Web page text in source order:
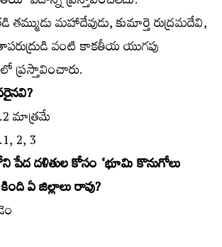
తమ్ముడు మహాదేవుడు, కుమార్తె రుద్రమదేవి,
వంటి కాకతీయ యుగపు
ప్రస్తావించారు.
మాత్రమే
2, 3
పేద దళితుల కోసం ‘భూమి కొనుగోలు
ఏ జిల్లాలు రావు?